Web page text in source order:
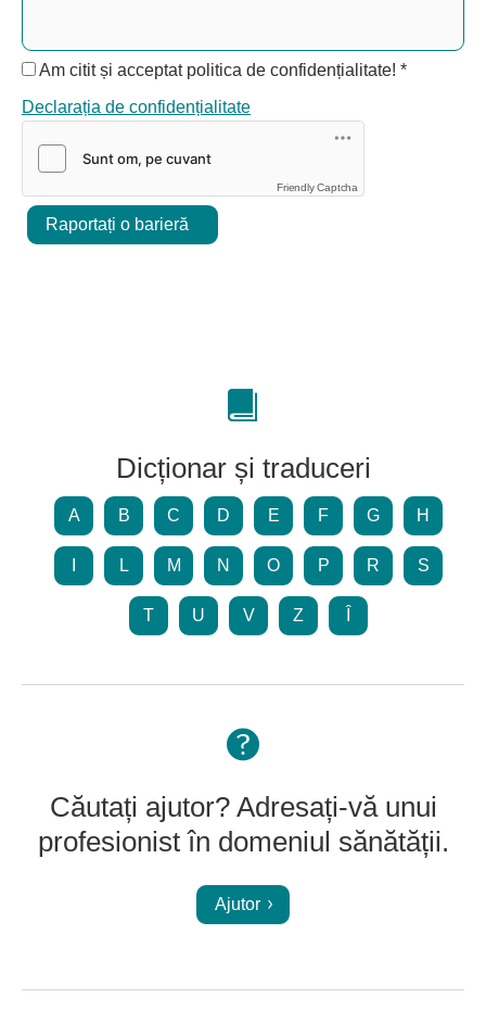
Am citit și acceptat politica de confidențialitate! *
Declarația de confidențialitate
Friendly Captcha
Raportați o barieră
Dicționar și traduceri
A B C D E F G H
L M N O P R S
T U V Z
Căutați ajutor? Adresați-vă unui
profesionist în domeniul sănătății.
Ajutor